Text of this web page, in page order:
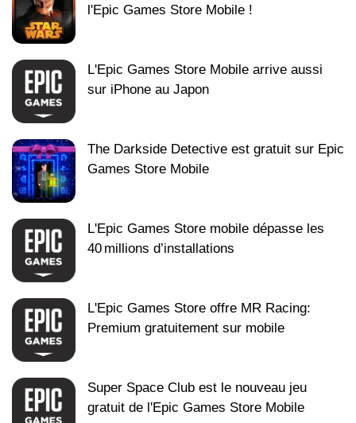
l'Epic Games Store Mobile !
L'Epic Games Store Mobile arrive aussi
sur iPhone au Japon
The Darkside Detective est gratuit sur Epic
Games Store Mobile
L'Epic Games Store mobile dépasse les
40 millions d’installations
L'Epic Games Store offre MR Racing:
Premium gratuitement sur mobile
Super Space Club est le nouveau jeu
gratuit de l'Epic Games Store Mobile